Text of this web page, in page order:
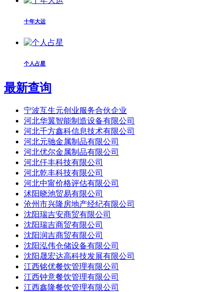
十年大运
个人占星
最新查询
宁波互生元创业服务合伙企业
河北华翼智能制造设备有限公司
河北千方鑫科信息技术有限公司
河北元驰金属制品有限公司
河北优尔金属制品有限公司
河北仟丰科技有限公司
河北乾丰科技有限公司
河北中甯价格评估有限公司
沭阳晓池贸易有限公司
沧州市兴隆房地产经纪有限公司
沈阳瑞吉安商贸有限公司
沈阳瑞吉商贸有限公司
沈阳润吉商贸有限公司
沈阳泓伟仓储设备有限公司
沈阳晟宏达高科技发展有限公司
江西铭优餐饮管理有限公司
江西钟意餐饮管理有限公司
江西鑫隆餐饮管理有限公司